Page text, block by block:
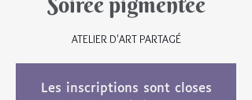
ATELIER D'ART PARTAGÉ
Les inscriptions sont closes